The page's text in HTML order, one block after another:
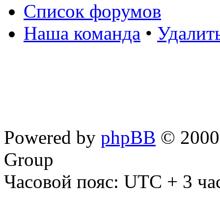
Список форумов
Наша команда •
Powered by phpBB ©
Group
Часовой пояс: UTC + 3